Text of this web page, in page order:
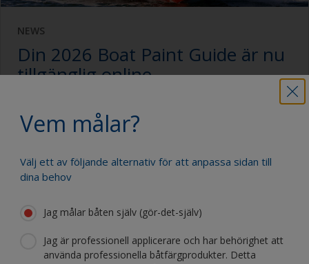
NEWS
Din 2026 Boat Paint Guide är nu
tillgänglig online
Ladda ned
Vem målar?
Välj ett av följande alternativ för att anpassa sidan till
dina behov
Jag målar båten själv (gör-det-själv)
Jag är professionell applicerare och har behörighet att
använda professionella båtfärgprodukter. Detta